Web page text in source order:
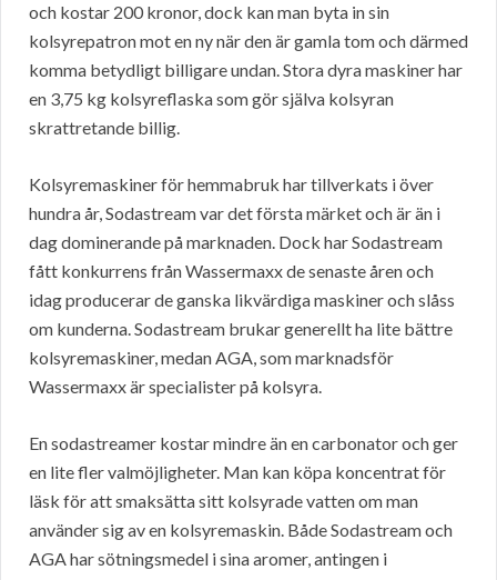
och kostar 200 kronor, dock kan man byta in sin
kolsyrepatron mot en ny när den är gamla tom och därmed
komma betydligt billigare undan. Stora dyra maskiner har
en 3,75 kg kolsyreflaska som gör själva kolsyran
skrattretande billig.
Kolsyremaskiner för hemmabruk har tillverkats i över
hundra år, Sodastream var det första märket och är än i
dag dominerande på marknaden. Dock har Sodastream
fått konkurrens från Wassermaxx de senaste åren och
idag producerar de ganska likvärdiga maskiner och slåss
om kunderna. Sodastream brukar generellt ha lite bättre
kolsyremaskiner, medan AGA, som marknadsför
Wassermaxx är specialister på kolsyra.
En sodastreamer kostar mindre än en carbonator och ger
en lite fler valmöjligheter. Man kan köpa koncentrat för
läsk för att smaksätta sitt kolsyrade vatten om man
använder sig av en kolsyremaskin. Både Sodastream och
AGA har sötningsmedel i sina aromer, antingen i